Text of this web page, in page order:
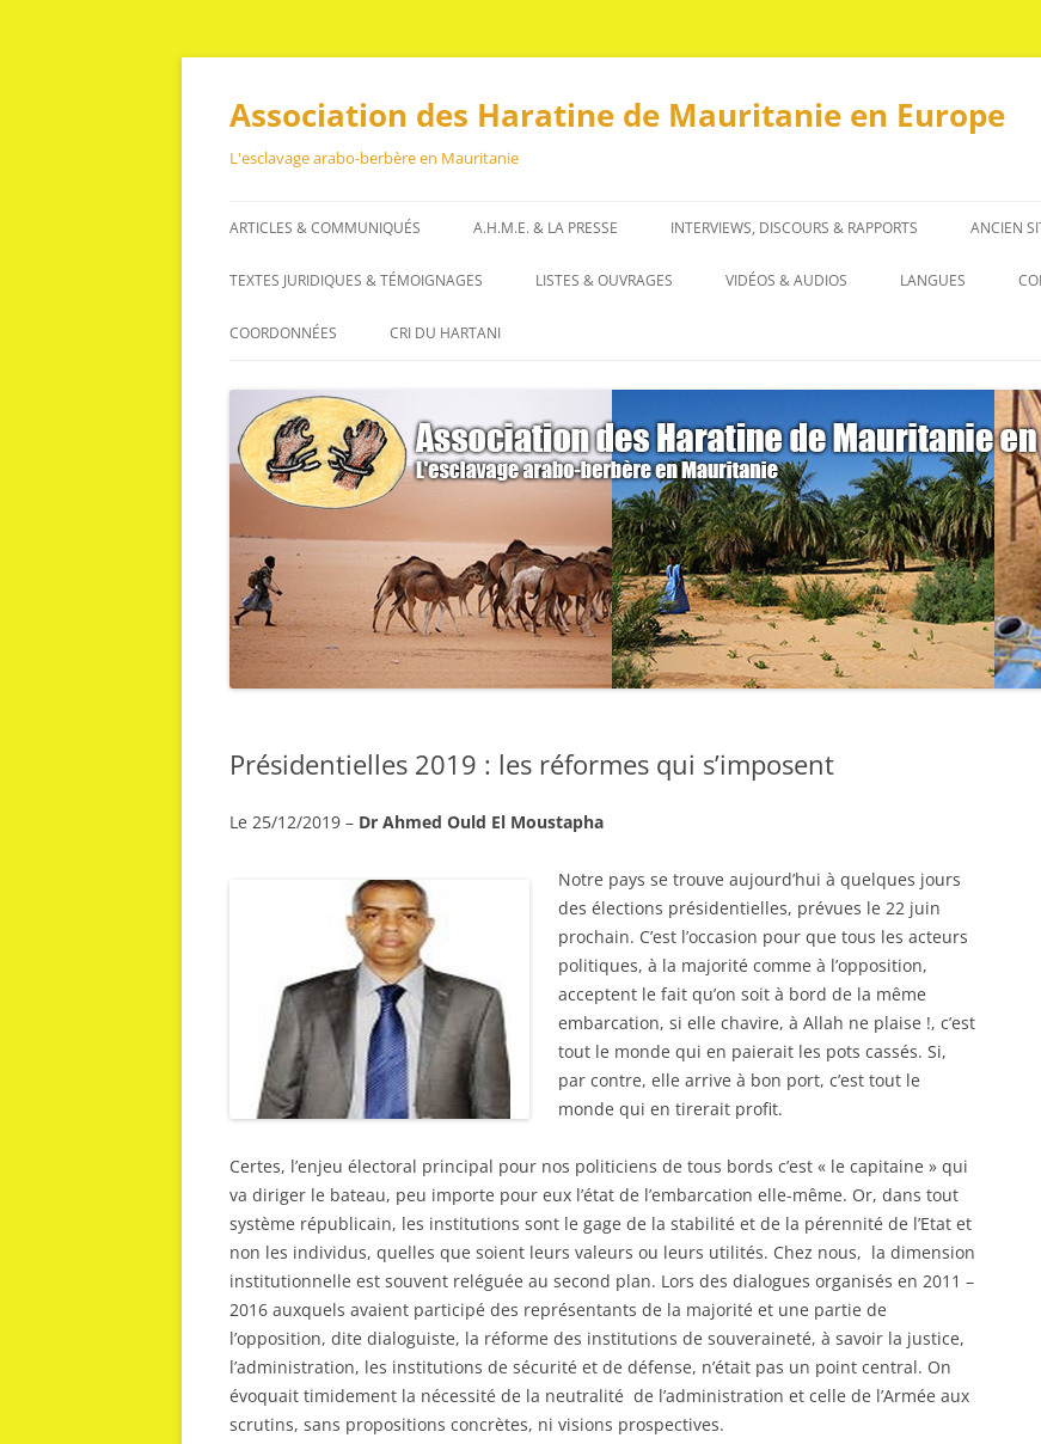
Aller
contenu
Association des Haratine de Mauritanie en Europe
L'esclavage arabo-berbère en Mauritanie
ARTICLES & COMMUNIQUÉS
ARTICLES
COMMUNIQUÉS
A.H.M.E. & LA PRESSE INTERVIEWS, DISCOURS & RAPPORTS
INTERVIEWS
ANCIEN
TEXTES JURIDIQUES & TÉMOIGNAGES
TEXTES JURIDIQUES
LISTES & OUVRAGES VIDÉOS & AUDIOS LANGUES
COORDONNÉES CRI DU HARTANI
Présidentielles 2019 : les réformes qui s’imposent
Le 25/12/2019 – Dr Ahmed Ould El Moustapha
Notre pays se trouve aujourd’hui à quelques jours
des élections présidentielles, prévues le 22 juin
prochain. C’est l’occasion pour que tous les acteurs
politiques, à la majorité comme à l’opposition,
acceptent le fait qu’on soit à bord de la même
embarcation, si elle chavire, à Allah ne plaise !, c’est
tout le monde qui en paierait les pots cassés. Si,
par contre, elle arrive à bon port, c’est tout le
monde qui en tirerait profit.
Certes, l’enjeu électoral principal pour nos politiciens de tous bords c’est « le capitaine » qui
va diriger le bateau, peu importe pour eux l’état de l’embarcation elle-même. Or, dans tout
système républicain, les institutions sont le gage de la stabilité et de la pérennité de l’Etat et
non les individus, quelles que soient leurs valeurs ou leurs utilités. Chez nous, la dimension
institutionnelle est souvent reléguée au second plan. Lors des dialogues organisés en 2011 –
2016 auxquels avaient participé des représentants de la majorité et une partie de
l’opposition, dite dialoguiste, la réforme des institutions de souveraineté, à savoir la justice,
l’administration, les institutions de sécurité et de défense, n’était pas un point central. On
évoquait timidement la nécessité de la neutralité de l’administration et celle de l’Armée aux
scrutins, sans propositions concrètes, ni visions prospectives.